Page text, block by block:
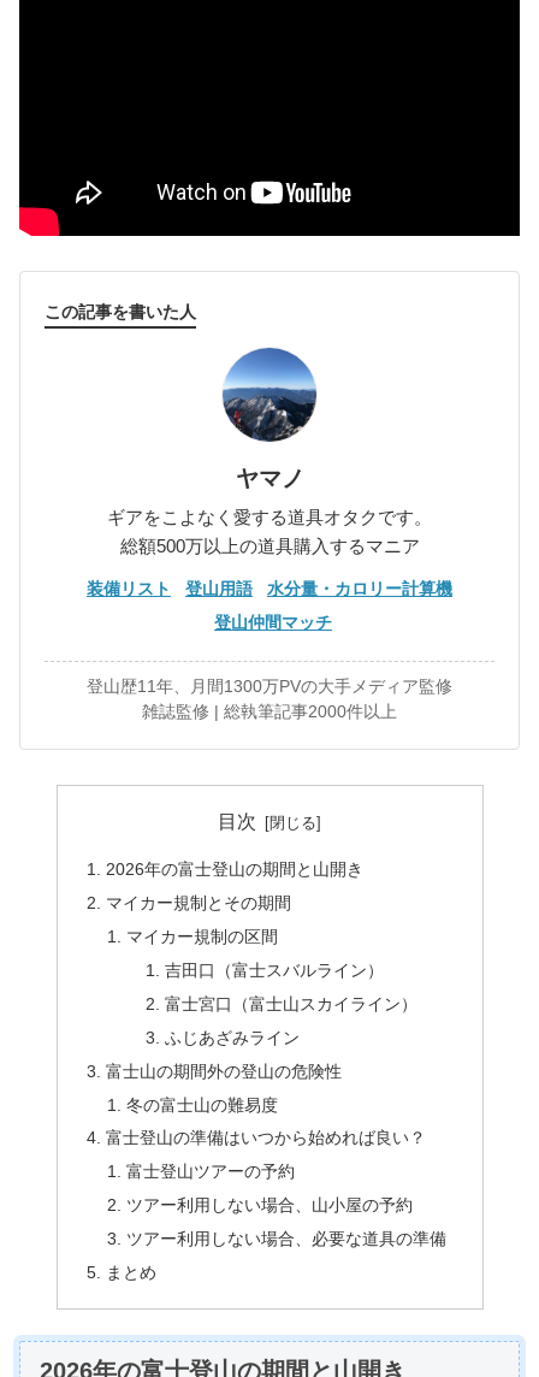
この記事を書いた人
ヤマノ
ギアをこよなく愛する道具オタクです。
総額500万以上の道具購入するマニア
装備リスト 登山用語
水分量・カロリー計算機
登山仲間マッチ
登山歴11年、月間1300万PVの大手メディア監修
雑誌監修 | 総執筆記事2000件以上
目次
2026年の富士登山の期間と山開き
マイカー規制とその期間
マイカー規制の区間
吉田口（富士スバルライン）
富士宮口（富士山スカイライン）
ふじあざみライン
富士山の期間外の登山の危険性
冬の富士山の難易度
富士登山の準備はいつから始めれば良い？
富士登山ツアーの予約
ツアー利用しない場合、山小屋の予約
ツアー利用しない場合、必要な道具の準備
まとめ
2026年の富士登山の期間と山開き